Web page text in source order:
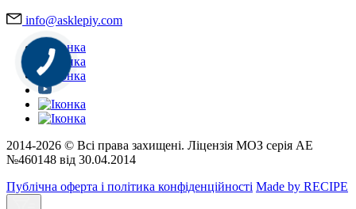
info@asklepiy.com
2014-2026 © Всі права захищені. Ліцензія МОЗ серія АЕ
№460148 від 30.04.2014
Публічна оферта і політика конфіденційності Made by RECIPE